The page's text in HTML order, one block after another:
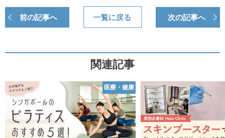
前の記事へ 次の記事へ
一覧に戻る
関連記事
医療・健康